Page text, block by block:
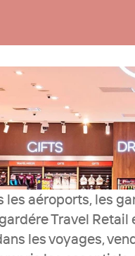
les aéroports, les
Travel
les voyages,